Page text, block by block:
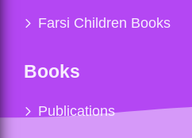
Farsi Children Books
Books
Publications